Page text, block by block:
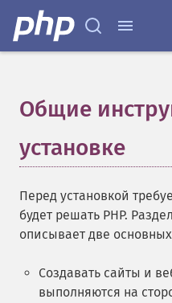
Общие
установке
Перед установкой
будет решать PHP.
описывает две
Создавать сайты и
выполняются на